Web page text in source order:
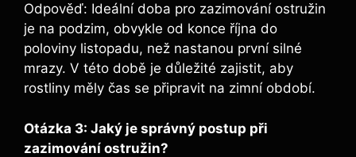
Odpověď: Ideální doba pro zazimování ostružin
je na podzim, obvykle od konce října do
poloviny listopadu, než nastanou první silné
mrazy. V této době je důležité zajistit, aby
rostliny měly čas se připravit na zimní období.
Otázka 3: Jaký je správný postup při
zazimování ostružin?